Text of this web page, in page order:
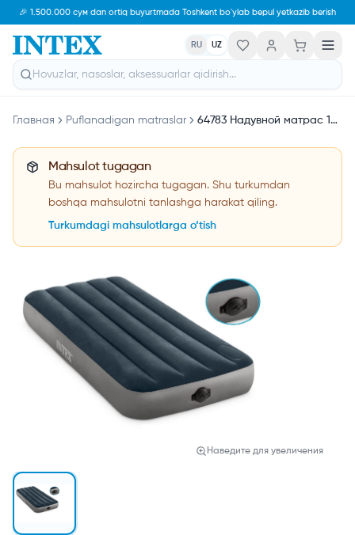
🎉 1.500.000 сум dan ortiq buyurtmada Toshkent bo'ylab bepul yetkazib berish
RU UZ
Главная Puflanadigan matraslar 64783 Надувной матрас 152х203х25см &quot;Single-High&quot; со встроенным насосом
Mahsulot tugagan
Bu mahsulot hozircha tugagan. Shu turkumdan
boshqa mahsulotni tanlashga harakat qiling.
Turkumdagi mahsulotlarga o‘tish
Наведите для увеличения